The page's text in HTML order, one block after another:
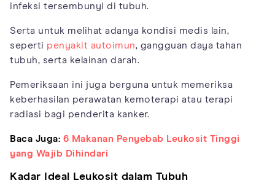
infeksi tersembunyi di tubuh.
Serta untuk melihat adanya kondisi medis lain,
seperti penyakit autoimun, gangguan daya tahan
tubuh, serta kelainan darah.
Pemeriksaan ini juga berguna untuk memeriksa
keberhasilan perawatan kemoterapi atau terapi
radiasi bagi penderita kanker.
Baca Juga: 6 Makanan Penyebab Leukosit Tinggi
yang Wajib Dihindari
Kadar Ideal Leukosit dalam Tubuh